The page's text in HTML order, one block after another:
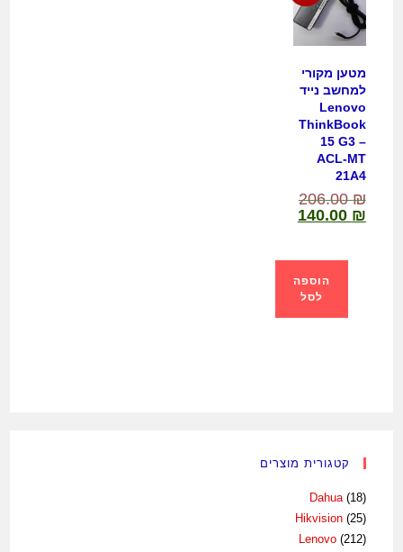
מטען מקורי
למחשב נייד
Lenovo
ThinkBook
15 G3 –
ACL-MT
21A4
206.00₪
140.00 ₪
הוספה
לסל
קטגורית מוצרים
Dahua (18)
Hikvision (25)
Lenovo (212)